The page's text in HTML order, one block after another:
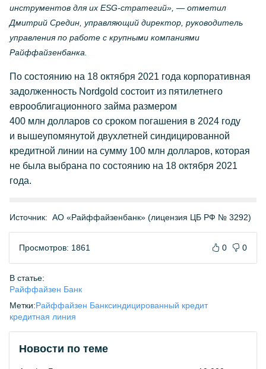
инструментов для их ESG-стратегий» , — отметил
Дмитрий Средин, управляющий директор, руководитель
управления по работе с крупными компаниями
Райффайзенбанка.
По состоянию на 18 октября 2021 года корпоративная
задолженность Nordgold состоит из пятилетнего
еврооблигационного займа размером
400 млн долларов со сроком погашения в 2024 году
и вышеупомянутой двухлетней синдицированной
кредитной линии на сумму 100 млн долларов, которая
не была выбрана по состоянию на 18 октября 2021
года.
Источник: АО «Райффайзенбанк» (лицензия ЦБ РФ № 3292)
Просмотров: 1861 0 0
В статье:
Райффайзен Банк
Метки:Райффайзен Банксиндицированный кредит
кредитная линия
Новости по теме